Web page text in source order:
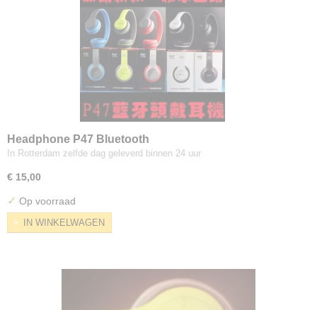
Headphone P47 Bluetooth
In Rotterdam zelfde dag geleverd binnen 24 uur
€ 15,00
✓ Op voorraad
IN WINKELWAGEN